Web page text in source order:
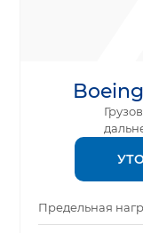
Предельная